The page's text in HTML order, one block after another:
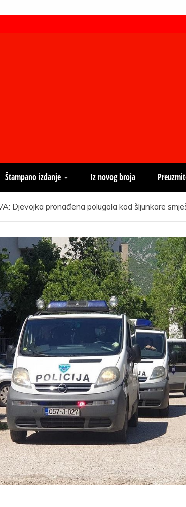
Štampano izdanje Iz novog broja
Djevojka pronađena polugola kod šljunkare